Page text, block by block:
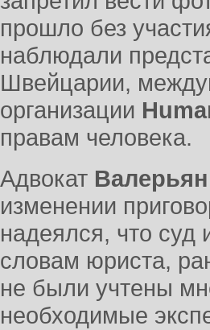
прошло без
наблюдали
Швейцарии,
организации
правам человека.
Адвокат
изменении
надеялся, что
словам юриста,
не были учтены
необходимые